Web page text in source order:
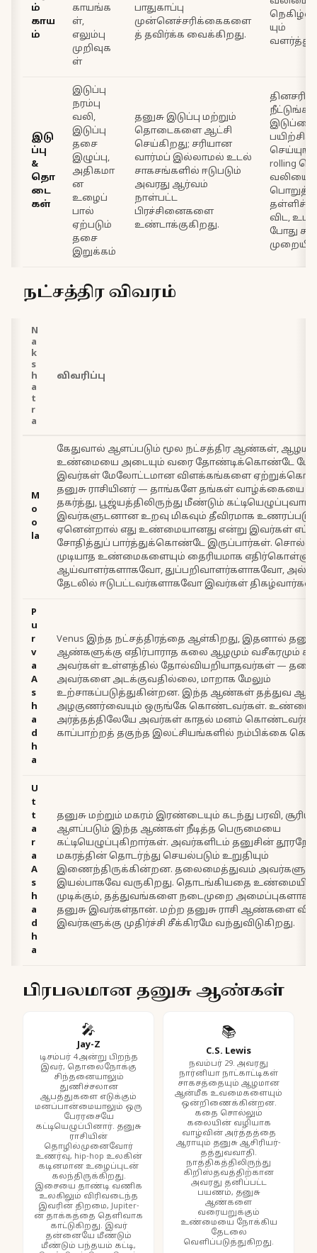
ம்
காய
ம்
காயங்க
ள்,
எலும்பு
முறிவுக
ள்
பாதுகாப்பு
முன்னெச்சரிக்கைகளை
த் தவிர்க்க வைக்கிறது.
யும்
இடு
ப்பு
&
தொ
டை
கள்
இடுப்பு
நரம்பு
வலி,
இடுப்பு
தசை
இழுப்பு,
அதிகமா
ன
உழைப்
பால்
ஏற்படும்
தசை
இறுக்கம்
தனுசு இடுப்பு மற்றும்
தொடைகளை ஆட்சி
செய்கிறது; சரியான
வார்மப் இல்லாமல் உடல்
சாகசங்களில் ஈடுபடும்
அவரது ஆர்வம்
நாள்பட்ட
பிரச்சினைகளை
உண்டாக்குகிறது.
தினசரி
இடுப்பை
rolling
வலியை
தள்ளிச்
விட,
போது
நட்சத்திர விவரம்
N
a
k
s
h
a
t
r
a
விவரிப்பு
M
o
o
la
கேதுவால் ஆளப்படும் மூல நட்சத்திர ஆண்கள்,
உண்மையை அடையும் வரை தோண்டிக்கொண்டே
இவர்கள் மேலோட்டமான விளக்கங்களை
தனுசு ராசியினர் — தாங்களே தங்கள் வாழ்க்கையை
தகர்த்து, பூஜ்யத்திலிருந்து மீண்டும்
இவர்களுடனான உறவு மிகவும் தீவிரமாக
ஏனென்றால் எது உண்மையானது என்று இவர்கள்
சோதித்துப் பார்த்துக்கொண்டே இருப்பார்கள்.
முடியாத உண்மைகளையும் தைரியமாக
ஆய்வாளர்களாகவோ, துப்பறிவாளர்களாகவோ,
தேடலில் ஈடுபட்டவர்களாகவோ இவர்கள் திகழ்வார்கள்.
P
u
r
v
a
A
s
h
a
d
h
a
Venus இந்த நட்சத்திரத்தை ஆள்கிறது, இதனால் தனுசு
ஆண்களுக்கு எதிர்பாராத கலை ஆழமும் வசீகரமும்
அவர்கள் உள்ளத்தில் தோல்வியறியாதவர்கள் —
அவர்களை அடக்குவதில்லை, மாறாக மேலும்
உற்சாகப்படுத்துகின்றன. இந்த ஆண்கள் தத்துவ
அழகுணர்வையும் ஒருங்கே கொண்டவர்கள்.
அர்த்தத்திலேயே அவர்கள் காதல் மனம் கொண்டவர்கள்
காப்பாற்றத் தகுந்த இலட்சியங்களில் நம்பிக்கை
U
t
t
a
r
a
A
s
h
a
d
h
a
தனுசு மற்றும் மகரம் இரண்டையும் கடந்து பரவி,
ஆளப்படும் இந்த ஆண்கள் நீடித்த பெருமையை
கட்டியெழுப்புகிறார்கள். அவர்களிடம் தனுசின்
மகரத்தின் தொடர்ந்து செயல்படும் உறுதியும்
இணைந்திருக்கின்றன. தலைமைத்துவம்
இயல்பாகவே வருகிறது. தொடங்கியதை
முடிக்கும், தத்துவங்களை நடைமுறை அமைப்புகளாக
தனுசு இவர்கள்தான். மற்ற தனுசு ராசி ஆண்களை விட
இவர்களுக்கு முதிர்ச்சி சீக்கிரமே வந்துவிடுகிறது.
பிரபலமான தனுசு ஆண்கள்
🎤
Jay-Z
டிசம்பர் 4 அன்று பிறந்த
இவர், தொலைநோக்கு
சிந்தனையாலும்
துணிச்சலான
ஆபத்துகளை எடுக்கும்
மனப்பான்மையாலும் ஒரு
பேரரசையே
கட்டியெழுப்பினார். தனுசு
ராசியின்
தொழில்முனைவோர்
உணர்வு, hip-hop உலகின்
கடினமான உழைப்புடன்
கலந்திருக்கிறது.
இசையை தாண்டி வணிக
உலகிலும் விரிவடைந்த
இவரின் திறமை, Jupiter-
ன் தாக்கத்தை தெளிவாக
காட்டுகிறது. இவர்
தன்னையே மீண்டும்
மீண்டும் பந்தயம் கட்டி,
📚
C.S. Lewis
நவம்பர் 29. அவரது
நார்னியா நாட்காட்டிகள்
சாகசத்தையும் ஆழமான
ஆன்மீக உவமைகளையும்
ஒன்றிணைக்கின்றன.
கதை சொல்லும்
கலையின் வழியாக
வாழ்வின் அர்த்தத்தை
ஆராயும் தனுசு ஆசிரியர்-
தத்துவவாதி.
நாத்திகத்திலிருந்து
கிறிஸ்தவத்திற்கான
அவரது தனிப்பட்ட
பயணம், தனுசு
ஆண்களை
வரையறுக்கும்
உண்மையை நோக்கிய
தேடலை
வெளிப்படுத்துகிறது.